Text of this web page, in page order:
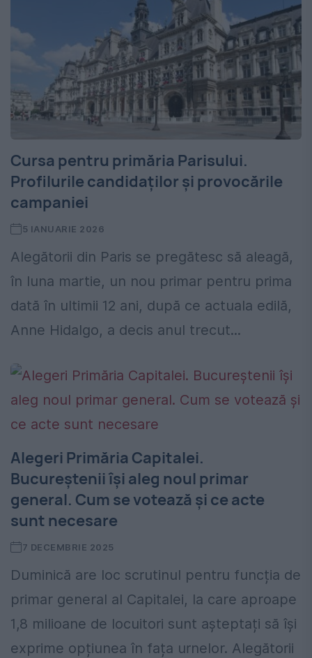
Cursa pentru primăria Parisului.
Profilurile candidaților și provocările
campaniei
5 IANUARIE 2026
Alegătorii din Paris se pregătesc să aleagă,
în luna martie, un nou primar pentru prima
dată în ultimii 12 ani, după ce actuala edilă,
Anne Hidalgo, a decis anul trecut...
Alegeri Primăria Capitalei.
Bucureștenii își aleg noul primar
general. Cum se votează și ce acte
sunt necesare
7 DECEMBRIE 2025
Duminică are loc scrutinul pentru funcția de
primar general al Capitalei, la care aproape
1,8 milioane de locuitori sunt așteptați să își
exprime opțiunea în fața urnelor. Alegătorii